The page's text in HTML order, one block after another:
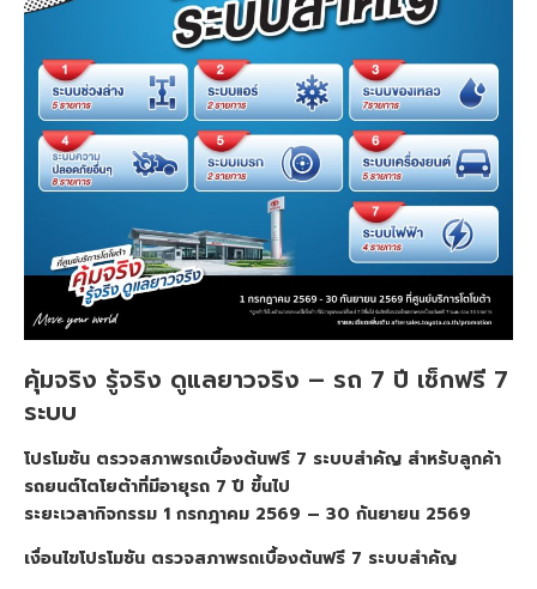
คุ้มจริง รู้จริง ดูแลยาวจริง – รถ 7 ปี เช็กฟรี 7
ระบบ
โปรโมชัน ตรวจสภาพรถเบื้องต้นฟรี 7 ระบบสำคัญ สำหรับลูกค้า
รถยนต์โตโยต้าที่มีอายุรถ 7 ปี ขึ้นไป
ระยะเวลากิจกรรม 1 กรกฎาคม 2569 – 30 กันยายน 2569
เงื่อนไขโปรโมชัน ตรวจสภาพรถเบื้องต้นฟรี 7 ระบบสำคัญ